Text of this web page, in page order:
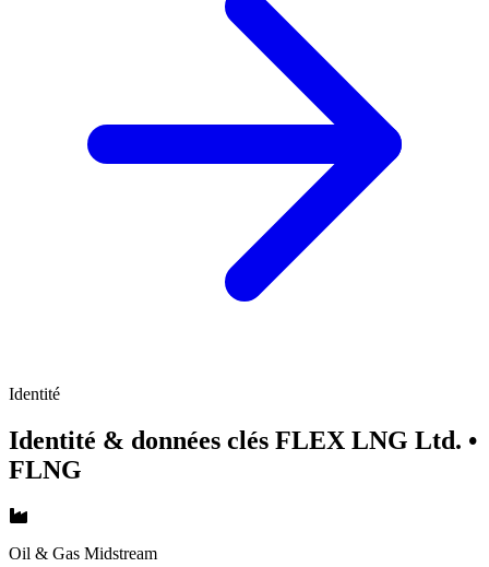
Identité
Identité & données clés FLEX LNG Ltd. •
FLNG
Oil & Gas Midstream